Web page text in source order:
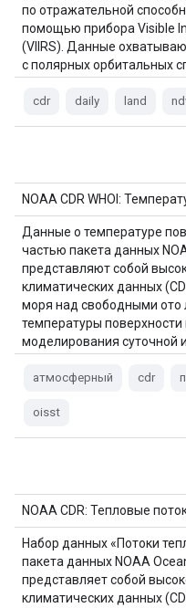
по отражательной
помощью прибора Visible
(VIIRS). Данные
с полярных орбитальных
cdr daily land
NOAA CDR WHOI:
Данные о температуре
частью пакета данных
представляют собой
климатических данных
моря над свободными ото
температуры
моделирования суточной
атмосферный cdr
oisst
NOAA CDR: Тепловые
Набор данных «Потоки
пакета данных NOAA
представляет собой
климатических данных